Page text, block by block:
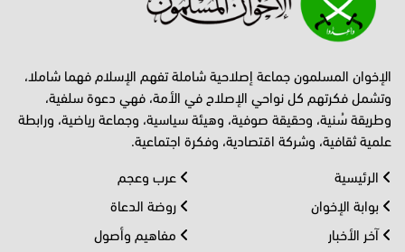
الإخوان المسلمون جماعة إصلاحية شاملة تفهم الإسلام فهما شاملا،
وتشمل فكرتهم كل نواحي الإصلاح في الأمة، فهي دعوة سلفية،
وطريقة سُنية، وحقيقة صوفية، وهيئة سياسية، وجماعة رياضية، ورابطة
علمية ثقافية، وشركة اقتصادية، وفكرة اجتماعية.
الرئيسية
بوابة الإخوان
آخر الأخبار
عرب وعجم
روضة الدعاة
مفاهيم وأصول